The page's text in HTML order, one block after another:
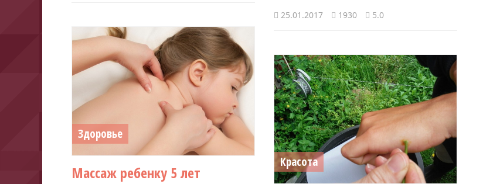
25.01.2017 1930 5.0
Здоровье
​Массаж ребенку 5 лет
Красота